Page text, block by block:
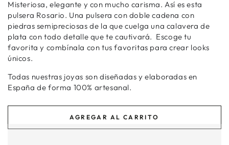
disponible
Misteriosa, elegante y con mucho carisma. Así es esta
pulsera Rosario. Una pulsera con doble cadena con
piedras semipreciosas de la que cuelga una calavera de
plata con todo detalle que te cautivará. Escoge tu
favorita y combínala con tus favoritas para crear looks
únicos.
Todas nuestras joyas son diseñadas y elaboradas en
España de forma 100% artesanal.
AGREGAR AL CARRITO